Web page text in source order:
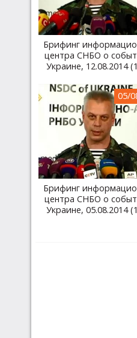
Брифинг
центра СНБО о
Украине, 12.08.2014
05/
Брифинг
центра СНБО о
Украине, 05.08.2014